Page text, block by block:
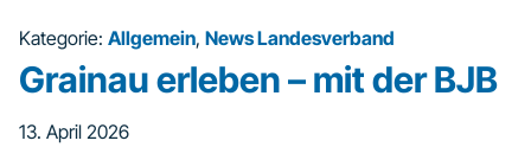
Kategorie: Allgemein, News Landesverband
Grainau erleben – mit der BJB
13. April 2026